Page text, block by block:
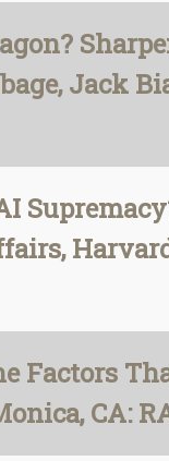
Jack
Factors
CA: